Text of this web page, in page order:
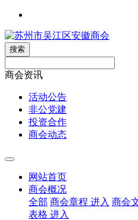
搜索
商会资讯
活动公告
非公党建
投资合作
商会动态
网站首页
商会概况
全部 商会章程 进入 商会
表格 进入